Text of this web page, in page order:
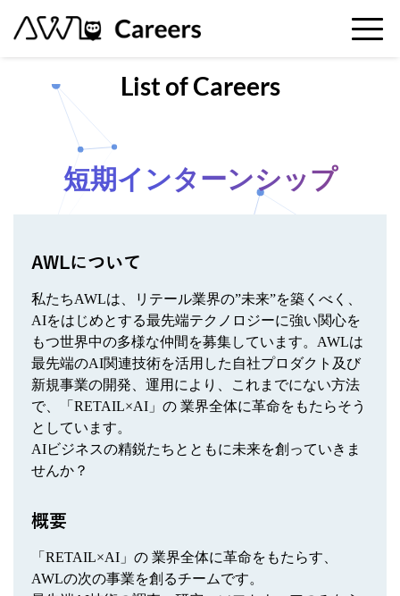
List of Careers
短期インターンシップ
AWLについて
私たちAWLは、リテール業界の”未来”を築くべく、
AIをはじめとする最先端テクノロジーに強い関心を
もつ世界中の多様な仲間を募集しています。AWLは
最先端のAI関連技術を活用した自社プロダクト及び
新規事業の開発、運用により、これまでにない方法
で、「RETAIL×AI」の 業界全体に革命をもたらそう
としています。
AIビジネスの精鋭たちとともに未来を創っていきま
せんか？
概要
「RETAIL×AI」の 業界全体に革命をもたらす、
AWLの次の事業を創るチームです。